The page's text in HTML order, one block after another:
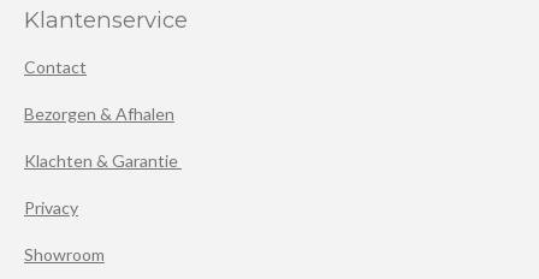
Klantenservice
Contact
Bezorgen & Afhalen
Klachten & Garantie
Privacy
Showroom